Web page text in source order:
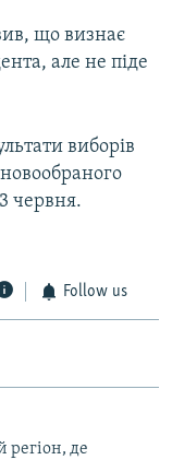
що визнає
але не піде
виборів
червня.
Follow us
де